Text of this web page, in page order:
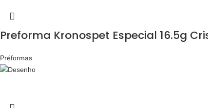
Preforma Kronospet Especial 16.5g
Préformas